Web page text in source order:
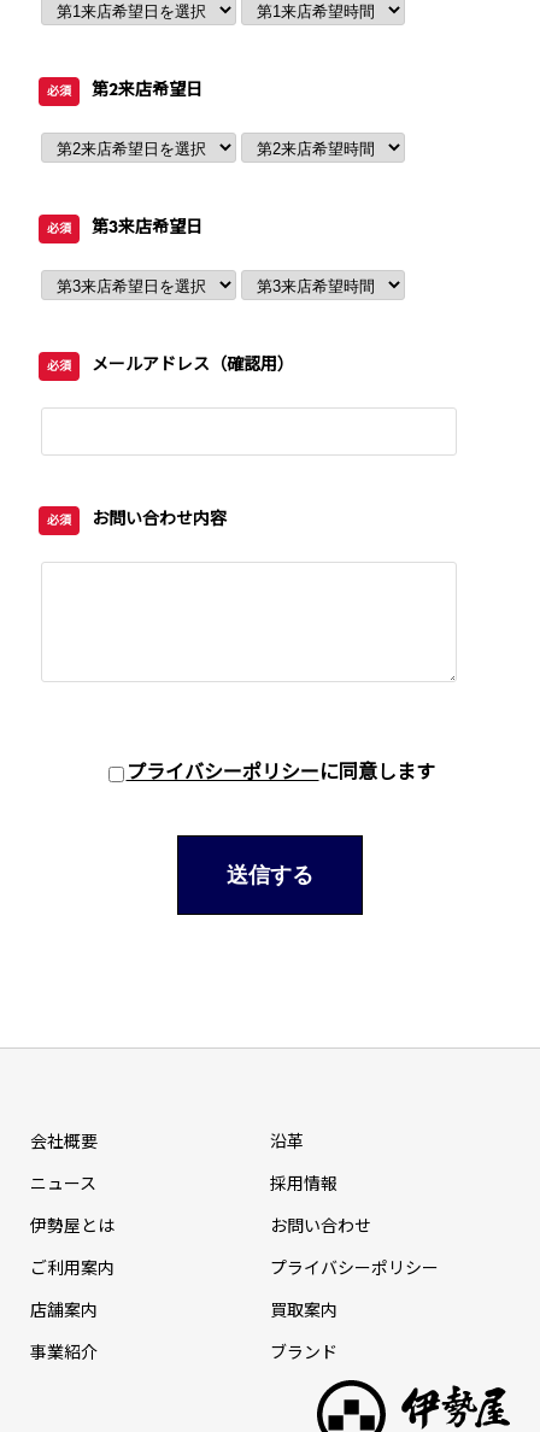
必須 第2来店希望日
必須 第3来店希望日
必須 メールアドレス（確認用）
必須 お問い合わせ内容
プライバシーポリシーに同意します
会社概要
ニュース
伊勢屋とは
ご利用案内
店舗案内
事業紹介
沿革
採⽤情報
お問い合わせ
プライバシーポリシー
買取案内
ブランド